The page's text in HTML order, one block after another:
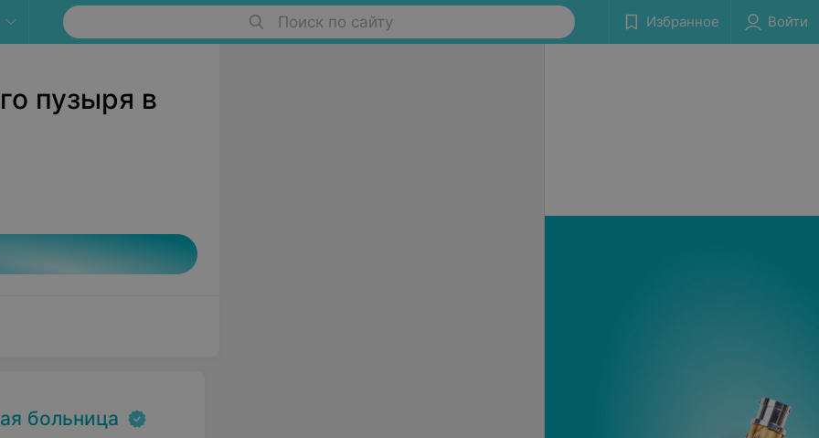
Поиск по сайту Избранное Войти
пузыря в
больница